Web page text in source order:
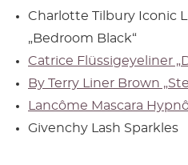
Charlotte Tilbury Iconic
„Bedroom Black“
Catrice Flüssigeyeliner
By Terry Liner Brown
Lancôme Mascara
Givenchy Lash Sparkles